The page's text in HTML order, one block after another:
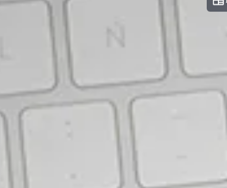
deixei de acertar duas
questões de Língua
Portuguesa e outras
errasse, saltaria para o